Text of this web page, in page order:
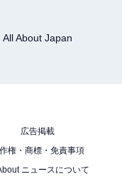
All About Japan
広告掲載
権・商標・免責事項
ニュースについて